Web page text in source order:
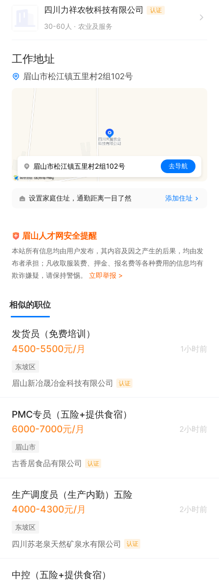
四川力祥农牧科技有限公司 认证
30-60人 农业及服务
工作地址
眉山市松江镇五里村2组102号
眉山市松江镇五里村2组102号 去导航
设置家庭住址，通勤距离一目了然 添加住址
眉山人才网安全提醒
本站所有信息均由用户发布，其内容及因之产生的后果，均由发
布者承担；凡收取服装费、押金、报名费等各种费用的信息均有
欺诈嫌疑，请保持警惕。 立即举报 >
相似的职位
发货员（免费培训）
4500-5500元/月
1小时前
东坡区
眉山新冶晟冶金科技有限公司 认证
PMC专员（五险+提供食宿）
6000-7000元/月
2小时前
眉山市
吉香居食品有限公司 认证
生产调度员（生产内勤）五险
4000-4300元/月
2小时前
东坡区
四川苏老泉天然矿泉水有限公司 认证
中控（五险+提供食宿）